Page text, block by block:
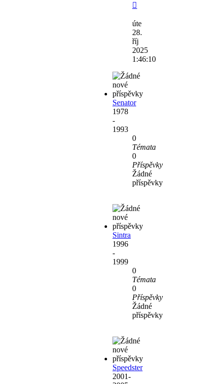
poslední
příspěvek
úte
28.
říj
2025
1:46:10
Senator
1978
-
1993
0
Témata
0
Příspěvky
Žádné
příspěvky
Sintra
1996
-
1999
0
Témata
0
Příspěvky
Žádné
příspěvky
Speedster
2001-